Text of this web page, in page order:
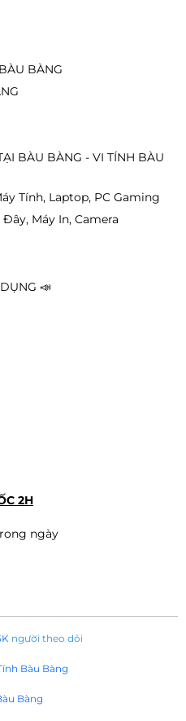
BÀNG
BÀU BÀNG - VI TÍNH BÀU
Tính, Laptop, PC Gaming
Máy In, Camera
📣
2H
ngày
người theo dõi
Bàu Bàng
Bàng